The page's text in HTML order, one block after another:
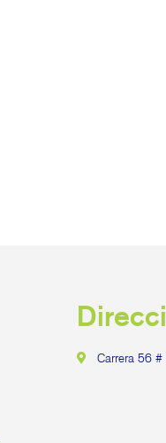
Carrera 56